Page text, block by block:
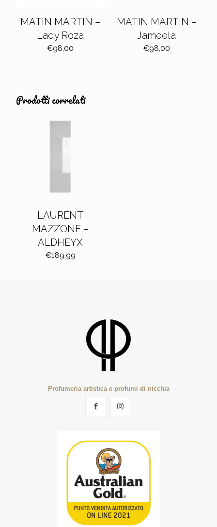
MATIN MARTIN –
Lady Roza
€98,00
MATIN MARTIN –
Jameela
€98,00
Prodotti correlati
LAURENT
MAZZONE –
ALDHEYX
€189,99
Profumeria artistica e profumi di nicchia